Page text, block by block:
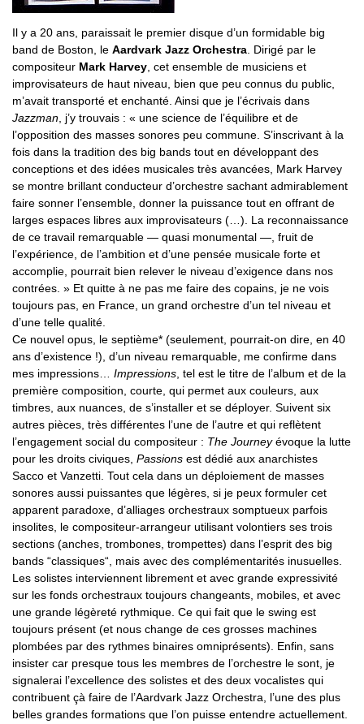
Il y a 20 ans, paraissait le premier disque d’un formidable big
band de Boston, le Aardvark Jazz Orchestra. Dirigé par le
compositeur Mark Harvey, cet ensemble de musiciens et
improvisateurs de haut niveau, bien que peu connus du public,
m’avait transporté et enchanté. Ainsi que je l’écrivais dans
Jazzman, j’y trouvais : « une science de l’équilibre et de
l’opposition des masses sonores peu commune. S’inscrivant à la
fois dans la tradition des big bands tout en développant des
conceptions et des idées musicales très avancées, Mark Harvey
se montre brillant conducteur d’orchestre sachant admirablement
faire sonner l’ensemble, donner la puissance tout en offrant de
larges espaces libres aux improvisateurs (…). La reconnaissance
de ce travail remarquable — quasi monumental —, fruit de
l’expérience, de l’ambition et d’une pensée musicale forte et
accomplie, pourrait bien relever le niveau d’exigence dans nos
contrées. » Et quitte à ne pas me faire des copains, je ne vois
toujours pas, en France, un grand orchestre d’un tel niveau et
d’une telle qualité.
Ce nouvel opus, le septième* (seulement, pourrait-on dire, en 40
ans d’existence !), d’un niveau remarquable, me confirme dans
mes impressions… Impressions, tel est le titre de l’album et de la
première composition, courte, qui permet aux couleurs, aux
timbres, aux nuances, de s’installer et se déployer. Suivent six
autres pièces, très différentes l’une de l’autre et qui reflètent
l’engagement social du compositeur : The Journeyévoque la lutte
pour les droits civiques, Passions est dédié aux anarchistes
Sacco et Vanzetti. Tout cela dans un déploiement de masses
sonores aussi puissantes que légères, si je peux formuler cet
apparent paradoxe, d’alliages orchestraux somptueux parfois
insolites, le compositeur-arrangeur utilisant volontiers ses trois
sections (anches, trombones, trompettes) dans l’esprit des big
bands “classiques“, mais avec des complémentarités inusuelles.
Les solistes interviennent librement et avec grande expressivité
sur les fonds orchestraux toujours changeants, mobiles, et avec
une grande légèreté rythmique. Ce qui fait que le swing est
toujours présent (et nous change de ces grosses machines
plombées par des rythmes binaires omniprésents). Enfin, sans
insister car presque tous les membres de l’orchestre le sont, je
signalerai l’excellence des solistes et des deux vocalistes qui
contribuent çà faire de l’Aardvark Jazz Orchestra, l’une des plus
belles grandes formations que l’on puisse entendre actuellement.